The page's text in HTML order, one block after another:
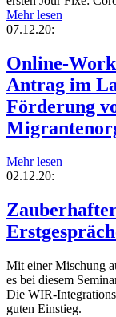
Mehr lesen
07.12.20:
Online-
Antrag im
Förderung
Mehr lesen
02.12.20:
Mit einer Mischung
es bei diesem
Die WIR-
guten Einstieg.